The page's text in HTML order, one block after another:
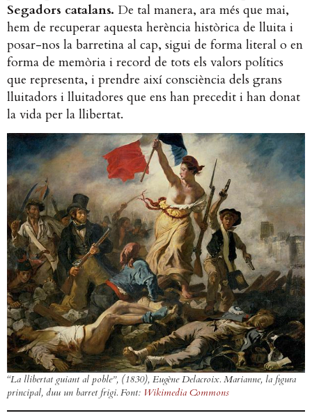
Segadors catalans. De tal manera, ara més que mai,
hem de recuperar aquesta herència històrica de lluita i
posar-nos la barretina al cap, sigui de forma literal o en
forma de memòria i record de tots els valors polítics
que representa, i prendre així consciència dels grans
lluitadors i lluitadores que ens han precedit i han donat
la vida per la llibertat.
“La llibertat guiant al poble”, (1830), Eugène Delacroix. Marianne, la figura
principal, duu un barret frigi. Font: Wikimedia Commons